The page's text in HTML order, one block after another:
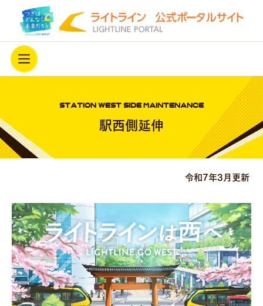
駅西側延伸
開業3周年キャンペーン中！
アーカイブ
プライバシーポリシー
お問い合わせ
STATION WEST SIDE MAINTENANCE
駅西側延伸
令和7年3月更新